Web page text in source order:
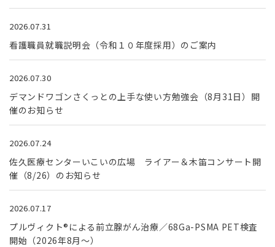
2026.07.31
看護職員就職説明会（令和１０年度採用）のご案内
2026.07.30
デマンドワゴンさくっとの上手な使い方勉強会（8月31日）開
催のお知らせ
2026.07.24
佐久医療センターいこいの広場 ライアー＆木笛コンサート開
催（8/26）のお知らせ
2026.07.17
プルヴィクト®による前立腺がん治療／68Ga-PSMA PET検査
開始（2026年8月～）